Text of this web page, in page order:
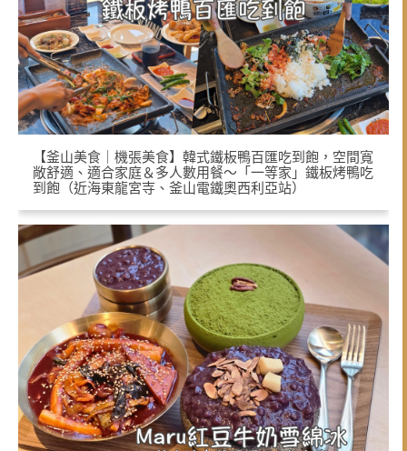
【釜山美食｜機張美食】韓式鐵板鴨百匯吃到飽，空間寬
敞舒適、適合家庭＆多人數用餐～「一等家」鐵板烤鴨吃
到飽（近海東龍宮寺、釜山電鐵奧西利亞站）